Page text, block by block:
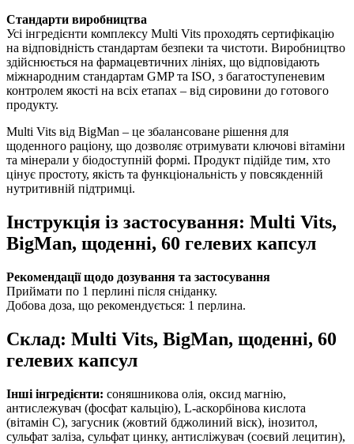
Стандарти виробництва
Усі інгредієнти комплексу Multi Vits проходять сертифікацію
на відповідність стандартам безпеки та чистоти. Виробництво
здійснюється на фармацевтичних лініях, що відповідають
міжнародним стандартам GMP та ISO, з багатоступеневим
контролем якості на всіх етапах – від сировини до готового
продукту.
Multi Vits від BigMan – це збалансоване рішення для
щоденного раціону, що дозволяє отримувати ключові вітаміни
та мінерали у біодоступній формі. Продукт підійде тим, хто
цінує простоту, якість та функціональність у повсякденній
нутритивній підтримці.
Інструкція із застосування: Multi Vits,
BigMan, щоденні, 60 гелевих капсул
Рекомендації щодо дозування та застосування
Приймати по 1 перлині після сніданку.
Добова доза, що рекомендується: 1 перлина.
Склад: Multi Vits, BigMan, щоденні, 60
гелевих капсул
Інші інгредієнти: соняшникова олія, оксид магнію,
антислежувач (фосфат кальцію), L-аскорбінова кислота
(вітамін С), загусник (жовтий бджолиний віск), інозитол,
сульфат заліза, сульфат цинку, антисліжувач (соєвий лецитин),